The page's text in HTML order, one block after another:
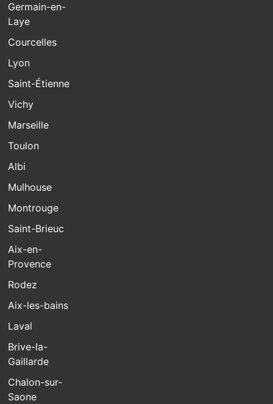
Germain-en-
Laye
Courcelles
Lyon
Saint-Étienne
Vichy
Marseille
Toulon
Albi
Mulhouse
Montrouge
Saint-Brieuc
Aix-en-
Provence
Rodez
Aix-les-bains
Laval
Brive-la-
Gaillarde
Chalon-sur-
Saone